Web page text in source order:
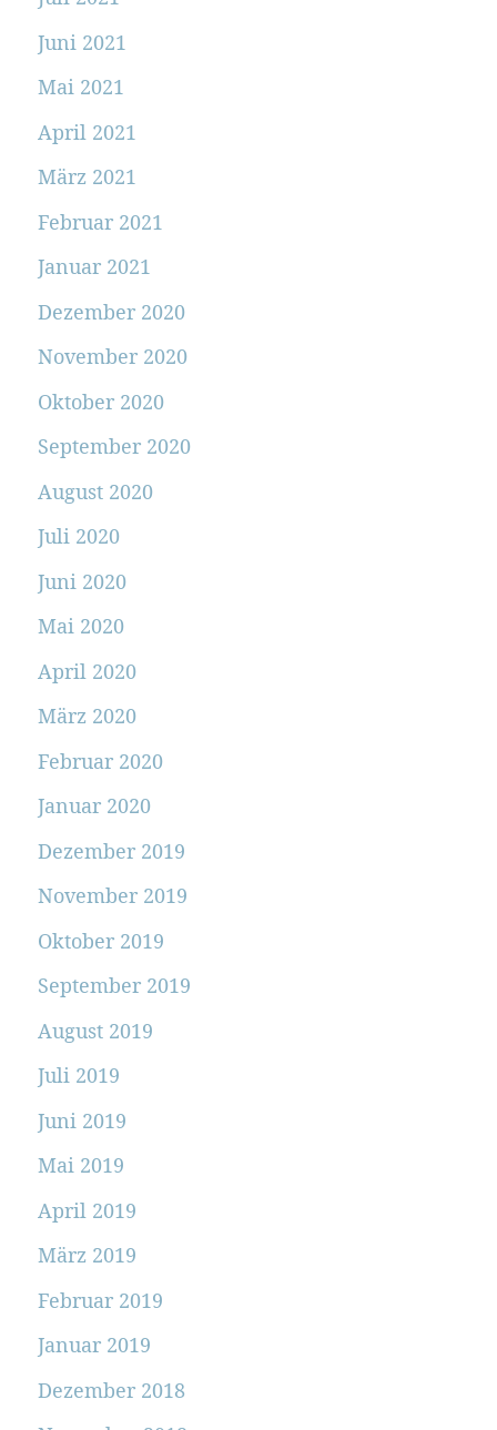
Juni 2021
Mai 2021
April 2021
März 2021
Februar 2021
Januar 2021
Dezember 2020
November 2020
Oktober 2020
September 2020
August 2020
Juli 2020
Juni 2020
Mai 2020
April 2020
März 2020
Februar 2020
Januar 2020
Dezember 2019
November 2019
Oktober 2019
September 2019
August 2019
Juli 2019
Juni 2019
Mai 2019
April 2019
März 2019
Februar 2019
Januar 2019
Dezember 2018